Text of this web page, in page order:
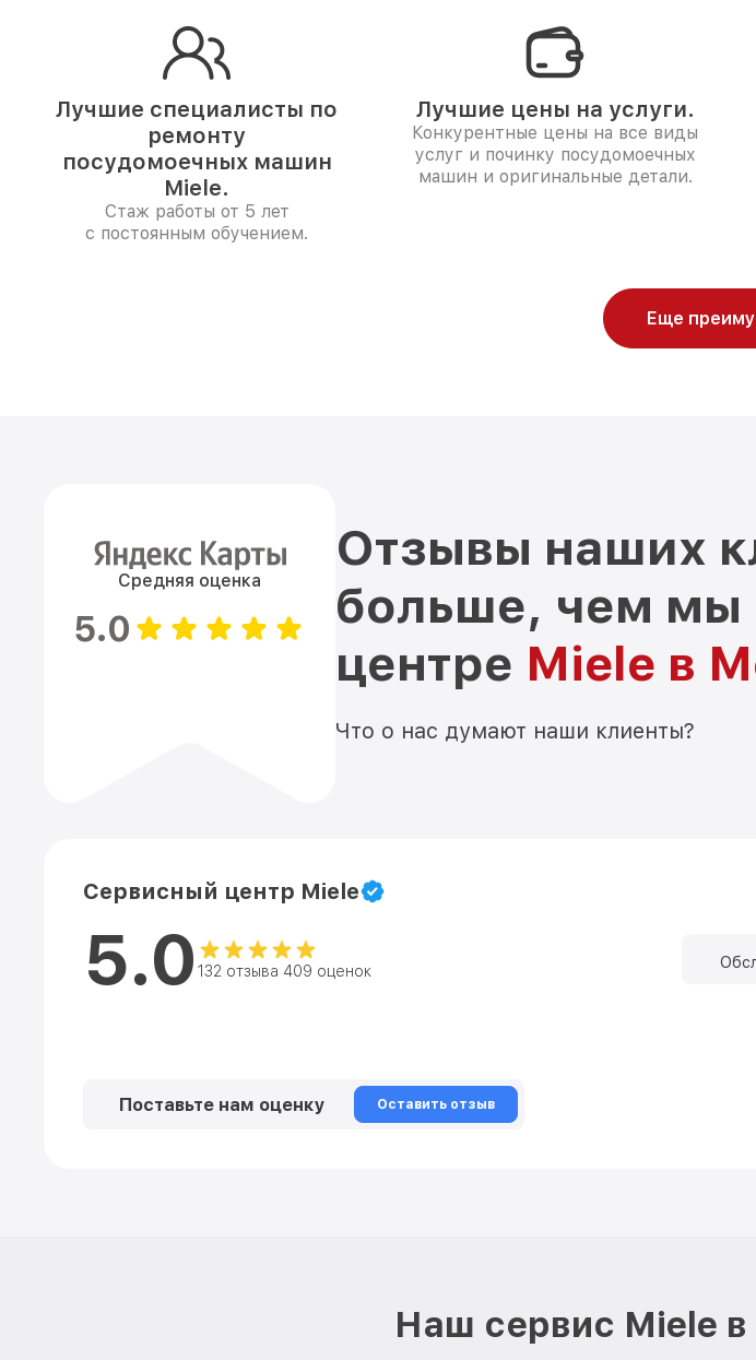
Лучшие специалисты по
ремонту
посудомоечных машин
Miele.
Стаж работы от 5 лет
с постоянным обучением.
Лучшие цены на услуги.
Конкурентные цены на все виды
услуг и починку посудомоечных
машин и оригинальные детали.
Еще
Средняя оценка
5.0
Отзывы наших
больше, чем мы
центре Miele в
Что о нас думают наши клиенты?
Сервисный центр Miele
5.0 132 отзыва 409 оценок
Поставьте нам оценку Оставить отзыв
Наш сервис Miele